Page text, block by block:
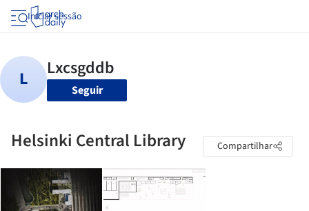
Iniciar sessão
Seguir
Helsinki Central Library Compartilhar